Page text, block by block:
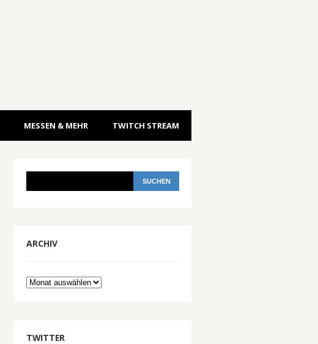
MESSEN & MEHR TWITCH STREAM
ARCHIV
Archiv
TWITTER